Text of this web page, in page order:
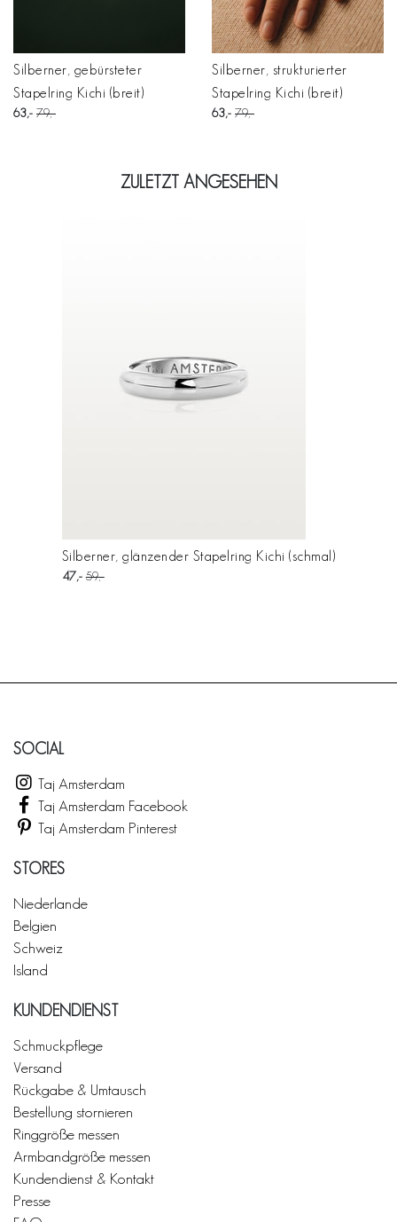
Silberner, gebürsteter
Stapelring Kichi (breit)
63 79
Silberner, strukturierter
Stapelring Kichi (breit)
63 79
ZULETZT ANGESEHEN
Silberner, glänzender Stapelring Kichi (schmal)
47 59
SOCIAL
Taj Amsterdam
Taj Amsterdam Facebook
Taj Amsterdam Pinterest
STORES
Niederlande
Belgien
Schweiz
Island
KUNDENDIENST
Schmuckpflege
Versand
Rückgabe & Umtausch
Bestellung stornieren
Ringgröße messen
Armbandgröße messen
Kundendienst & Kontakt
Presse